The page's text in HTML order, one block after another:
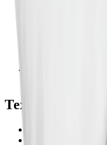
Установите диск
Нанесите
Обрабатывайте
движениями,
После работы
для сохранения его
Технические
Материал: